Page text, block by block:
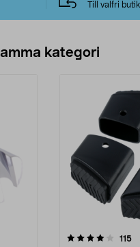
Till valfri butik
kategori
115
4.5 av